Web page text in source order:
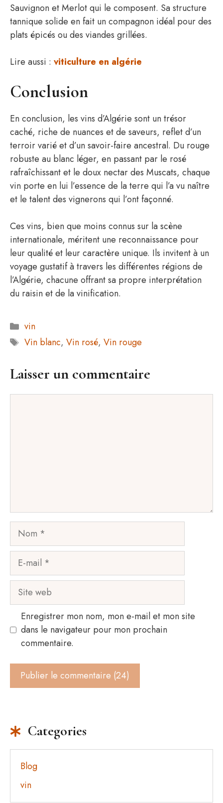
Sauvignon et Merlot qui le composent. Sa structure
tannique solide en fait un compagnon idéal pour des
plats épicés ou des viandes grillées.
Lire aussi : viticulture en algérie
Conclusion
En conclusion, les vins d’Algérie sont un trésor
caché, riche de nuances et de saveurs, reflet d’un
terroir varié et d’un savoir-faire ancestral. Du rouge
robuste au blanc léger, en passant par le rosé
rafraîchissant et le doux nectar des Muscats, chaque
vin porte en lui l’essence de la terre qui l’a vu naître
et le talent des vignerons qui l’ont façonné.
Ces vins, bien que moins connus sur la scène
internationale, méritent une reconnaissance pour
leur qualité et leur caractère unique. Ils invitent à un
voyage gustatif à travers les différentes régions de
l’Algérie, chacune offrant sa propre interprétation
du raisin et de la vinification.
Catégories
vin
Étiquettes
Vin blanc, Vin rosé, Vin rouge
Laisser un commentaire
Nom
Site
Enregistrer mon nom, mon e-mail et mon site
dans le navigateur pour mon prochain
commentaire.
Categories
Blog
vin